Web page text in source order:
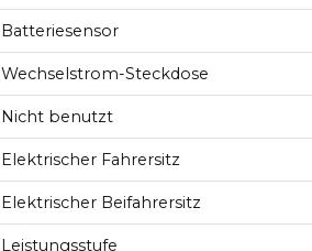
Batteriesensor
Wechselstrom-Steckdose
Nicht benutzt
Elektrischer Fahrersitz
Elektrischer Beifahrersitz
Leistungsstufe